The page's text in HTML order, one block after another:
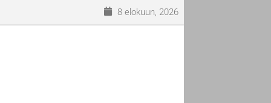
8 elokuun, 2026